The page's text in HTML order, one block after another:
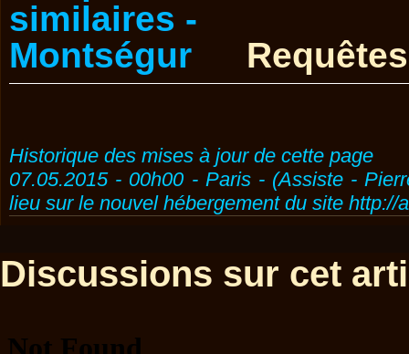
Historique des mises à jour de cette page
07.05.2015 - 00h00 - Paris - (Assiste -
lieu sur le nouvel hébergement du site http://
Discussions sur cet